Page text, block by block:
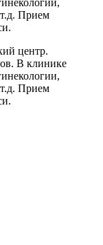
Прием
центр.
В клинике
Прием